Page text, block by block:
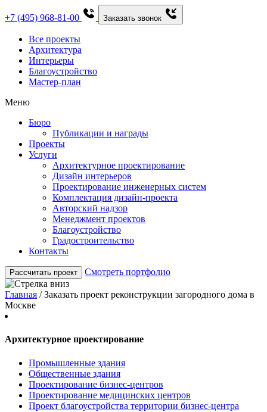
+7 (495) 968-81-00 Заказать звонок
Все проекты
Архитектура
Интерьеры
Благоустройство
Мастер-план
Меню
Бюро
Публикации и награды
Проекты
Услуги
Архитектурное проектирование
Дизайн интерьеров
Проектирование инженерных систем
Комплектация дизайн-проекта
Авторский надзор
Менеджмент проектов
Благоустройство
Градостроительство
Контакты
Рассчитать проект Смотреть портфолио
Главная /Заказать проект реконструкции загородного дома в
Москве
Архитектурное проектирование
Промышленные здания
Общественные здания
Проектирование бизнес-центров
Проектирование медицинских центров
Проект благоустройства территории бизнес-центра